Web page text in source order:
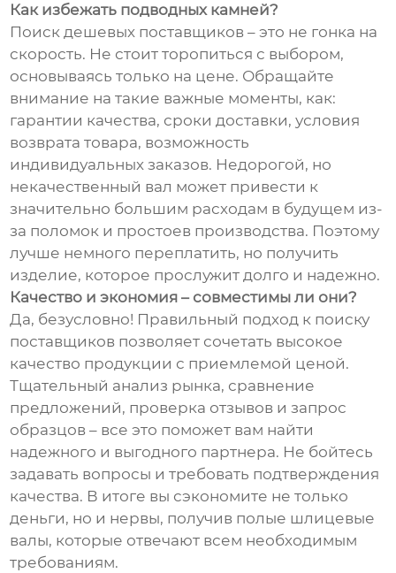
Как избежать подводных камней?
Поиск дешевых поставщиков – это не гонка на
скорость. Не стоит торопиться с выбором,
основываясь только на цене. Обращайте
внимание на такие важные моменты, как:
гарантии качества, сроки доставки, условия
возврата товара, возможность
индивидуальных заказов. Недорогой, но
некачественный вал может привести к
значительно большим расходам в будущем из-
за поломок и простоев производства. Поэтому
лучше немного переплатить, но получить
изделие, которое прослужит долго и надежно.
Качество и экономия – совместимы ли они?
Да, безусловно! Правильный подход к поиску
поставщиков позволяет сочетать высокое
качество продукции с приемлемой ценой.
Тщательный анализ рынка, сравнение
предложений, проверка отзывов и запрос
образцов – все это поможет вам найти
надежного и выгодного партнера. Не бойтесь
задавать вопросы и требовать подтверждения
качества. В итоге вы сэкономите не только
деньги, но и нервы, получив полые шлицевые
валы, которые отвечают всем необходимым
требованиям.